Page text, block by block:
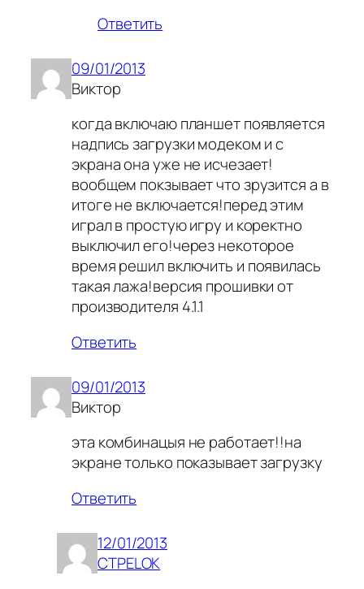
Ответить
09/01/2013
Виктор
когда включаю планшет появляется
надпись загрузки модеком и с
экрана она уже не исчезает!
вообщем покзывает что зрузится а в
итоге не включается!перед этим
играл в простую игру и коректно
выключил его!через некоторое
время решил включить и появилась
такая лажа!версия прошивки от
производителя 4.1.1
Ответить
09/01/2013
Виктор
эта комбинацыя не работает!!на
экране только показывает загрузку
Ответить
12/01/2013
CTPELOK